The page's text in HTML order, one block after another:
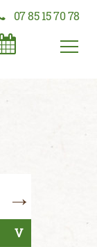
07 85 15 70 78
→
V